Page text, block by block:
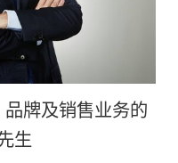
牌及销售业务的
生